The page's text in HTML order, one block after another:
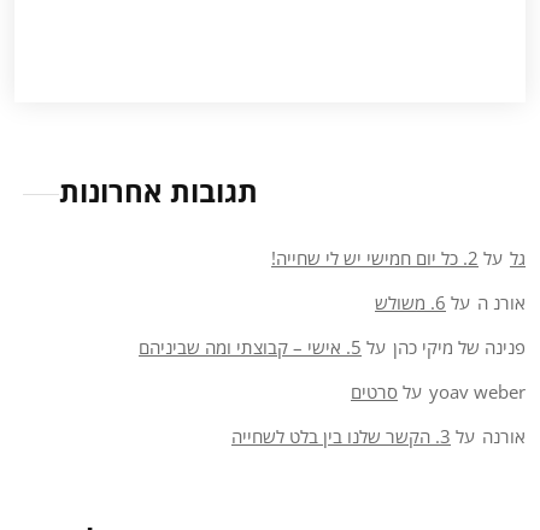
תגובות אחרונות
גל על 2. כל יום חמישי יש לי שחייה!
אורנ ה על 6. משולש
פנינה של מיקי כהן על 5. אישי – קבוצתי ומה שביניהם
yoav weber על סרטים
אורנה על 3. הקשר שלנו בין בלט לשחייה